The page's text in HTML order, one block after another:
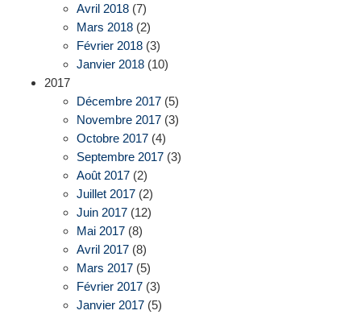
Avril 2018 (7)
Mars 2018 (2)
Février 2018 (3)
Janvier 2018 (10)
2017
Décembre 2017 (5)
Novembre 2017 (3)
Octobre 2017 (4)
Septembre 2017 (3)
Août 2017 (2)
Juillet 2017 (2)
Juin 2017 (12)
Mai 2017 (8)
Avril 2017 (8)
Mars 2017 (5)
Février 2017 (3)
Janvier 2017 (5)